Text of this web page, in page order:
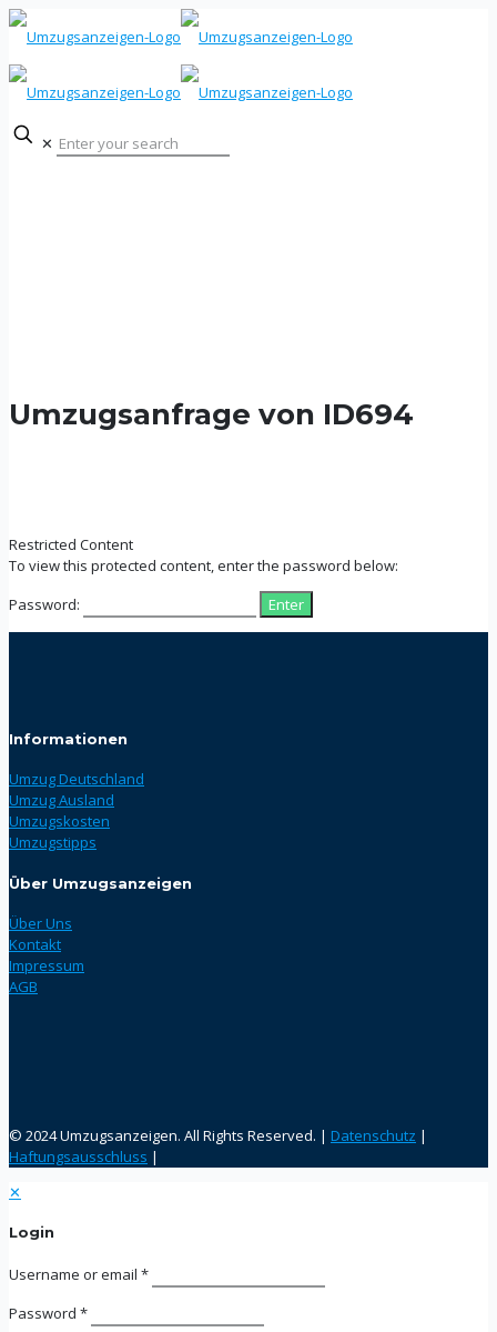
✕
Umzugsanfrage von ID694
Restricted Content
To view this protected content, enter the password below:
Password:
Informationen
Umzug Deutschland
Umzug Ausland
Umzugskosten
Umzugstipps
Über Umzugsanzeigen
Über Uns
Kontakt
Impressum
AGB
© 2024 Umzugsanzeigen. All Rights Reserved. | Datenschutz |
Haftungsausschluss |
✕
Login
Username or email *
Password *